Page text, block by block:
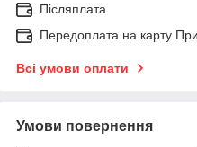
Післяплата
Передоплата на карту
Всі умови оплати
Умови повернення